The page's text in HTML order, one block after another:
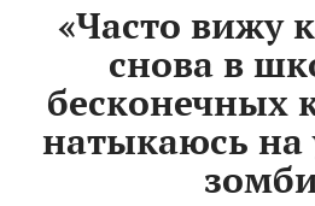
«Часто вижу
снова в
бесконечных
натыкаюсь на